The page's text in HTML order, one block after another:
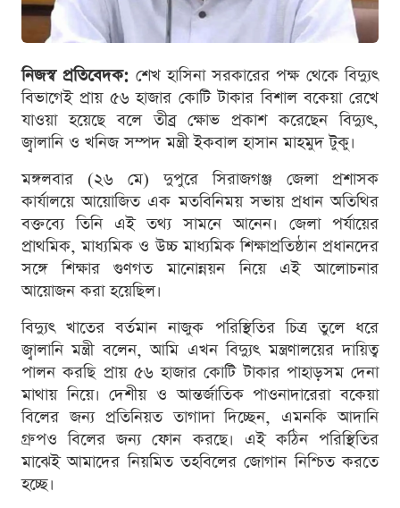
নিজস্ব প্রতিবেদক: শেখ হাসিনা সরকারের পক্ষ থেকে বিদ্যুৎ
বিভাগেই প্রায় ৫৬ হাজার কোটি টাকার বিশাল বকেয়া রেখে
যাওয়া হয়েছে বলে তীব্র ক্ষোভ প্রকাশ করেছেন বিদ্যুৎ,
জ্বালানি ও খনিজ সম্পদ মন্ত্রী ইকবাল হাসান মাহমুদ টুকু।
মঙ্গলবার (২৬ মে) দুপুরে সিরাজগঞ্জ জেলা প্রশাসক
কার্যালয়ে আয়োজিত এক মতবিনিময় সভায় প্রধান অতিথির
বক্তব্যে তিনি এই তথ্য সামনে আনেন। জেলা পর্যায়ের
প্রাথমিক, মাধ্যমিক ও উচ্চ মাধ্যমিক শিক্ষাপ্রতিষ্ঠান প্রধানদের
সঙ্গে শিক্ষার গুণগত মানোন্নয়ন নিয়ে এই আলোচনার
আয়োজন করা হয়েছিল।
বিদ্যুৎ খাতের বর্তমান নাজুক পরিস্থিতির চিত্র তুলে ধরে
জ্বালানি মন্ত্রী বলেন, আমি এখন বিদ্যুৎ মন্ত্রণালয়ের দায়িত্ব
পালন করছি প্রায় ৫৬ হাজার কোটি টাকার পাহাড়সম দেনা
মাথায় নিয়ে। দেশীয় ও আন্তর্জাতিক পাওনাদারেরা বকেয়া
বিলের জন্য প্রতিনিয়ত তাগাদা দিচ্ছেন, এমনকি আদানি
গ্রুপও বিলের জন্য ফোন করছে। এই কঠিন পরিস্থিতির
মাঝেই আমাদের নিয়মিত তহবিলের জোগান নিশ্চিত করতে
হচ্ছে।